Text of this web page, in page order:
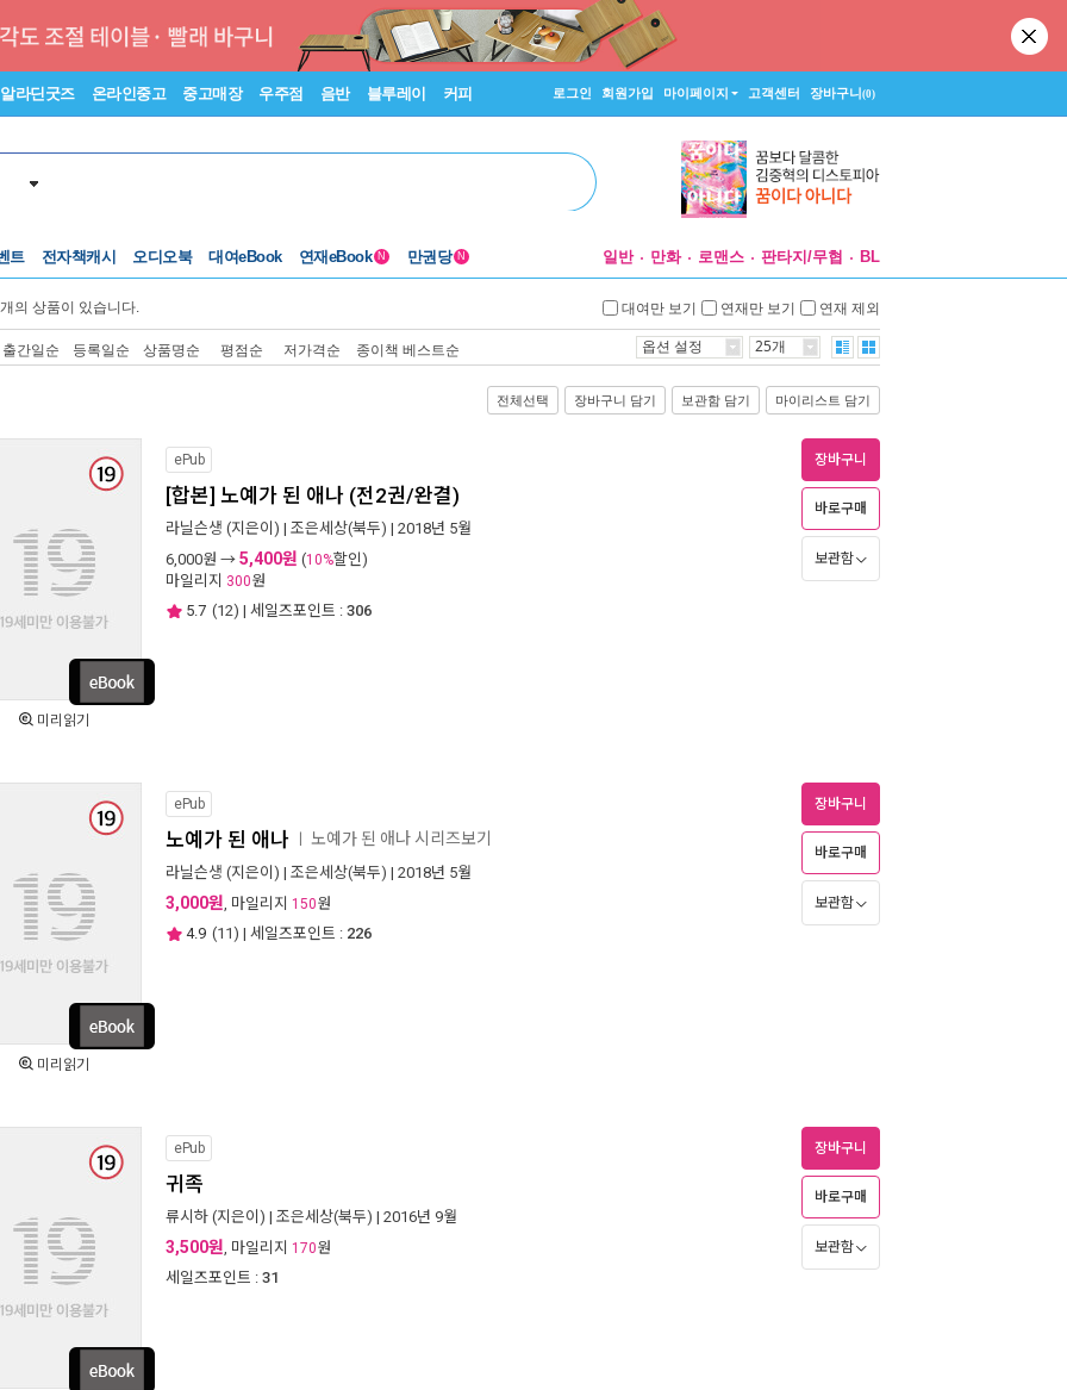
알라딘굿즈 온라인중고 중고매장 우주점 음반 블루레이 커피 로그인 회원가입 마이페이지 고객센터 장바구니(0)
트 전자책캐시 오디오북 대여eBook 연재eBook N 만권당 N 일반 만화 로맨스 판타지/무협 BL
개의 상품이 있습니다. 대여만 보기 연재만 보기 연재 제외
출간일순 등록일순 상품명순 평점순 저가격순 종이책 베스트순 옵션 설정 25개
전체선택 장바구니 담기 보관함 담기 마이리스트 담기
미리읽기
ePub
[합본] 노예가 된 애나 (전2권/완결)
라닐슨생 (지은이) | 조은세상(북두) | 2018년 5월
6,000원 → 5,400원 (10%할인)
마일리지 300원
5.7 (12) | 세일즈포인트 : 306
장바구니
바로구매
보관함
미리읽기
ePub
노예가 된 애나 노예가 된 애나 시리즈보기
라닐슨생 (지은이) | 조은세상(북두) | 2018년 5월
3,000원, 마일리지 150원
4.9 (11) | 세일즈포인트 : 226
장바구니
바로구매
보관함
ePub
귀족
류시하 (지은이) | 조은세상(북두) | 2016년 9월
3,500원, 마일리지 170원
세일즈포인트 : 31
장바구니
바로구매
보관함